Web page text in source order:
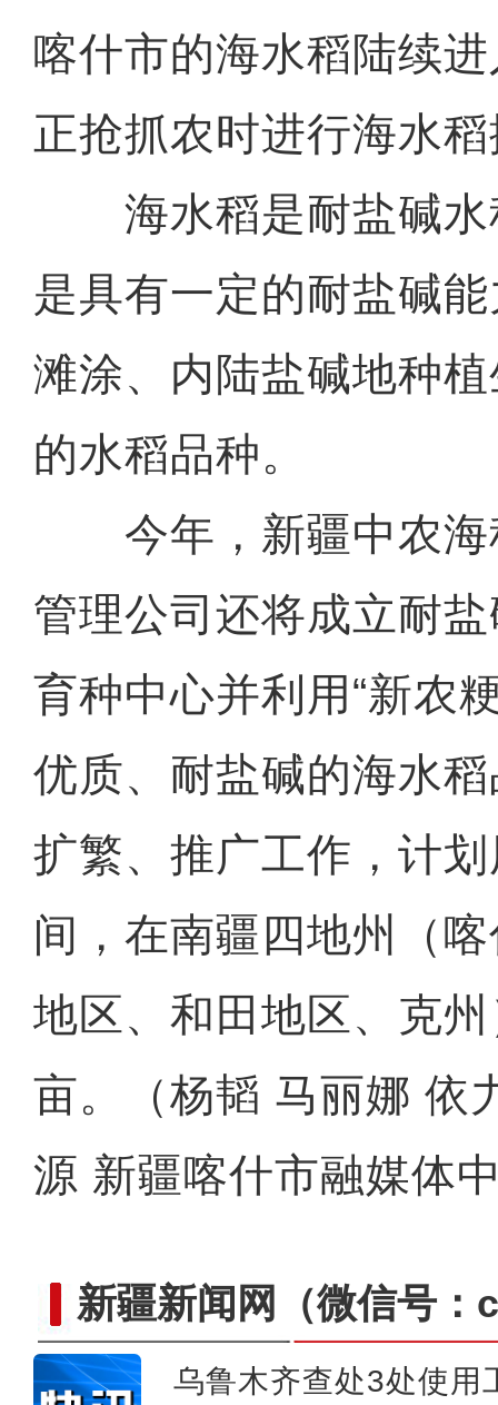
喀什市的海水稻陆续
正抢抓农时进行海水
海水稻是耐盐碱水
是具有一定的耐盐碱
滩涂、内陆盐碱地种
的水稻品种。
今年，新疆中农海
管理公司还将成立耐
育种中心并利用“新农
优质、耐盐碱的海水
扩繁、推广工作，计
间，在南疆四地州（
地区、和田地区、克
亩。（杨韬 马丽娜 依
源 新疆喀什市融媒体
新疆新闻网 （微信号
乌鲁木齐查处3处使用